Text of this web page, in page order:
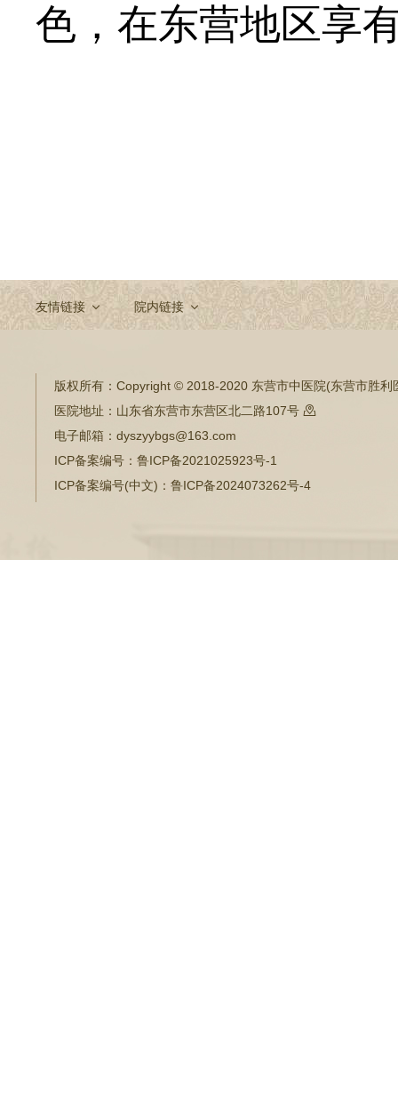
色，在东营地区享
友情链接 院内链接
版权所有： Copyright © 2018-2020 东营市中医院(东营市胜利
医院地址： 山东省东营市东营区北二路107号 
电子邮箱： dyszyybgs@163.com
ICP备案编号： 鲁ICP备2021025923号-1
ICP备案编号(中文)： 鲁ICP备2024073262号-4